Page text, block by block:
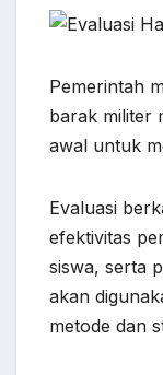
Pemerintah
barak militer
awal untuk
Evaluasi
efektivitas
siswa, serta
akan
metode dan